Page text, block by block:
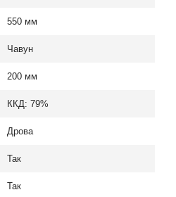
550 мм
Чавун
200 мм
ККД: 79%
Дрова
Так
Так